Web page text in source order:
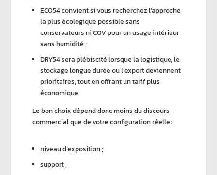
ECO54convient si vous recherchez l’approche
la plus écologique possible sans
conservateurs ni COVpour un usage intérieur
sans humidité ;
DRY54sera plébiscité lorsque la logistique, le
stockage longue durée ou l’export deviennent
prioritaires, tout en offrant un tarif plus
économique.
Le bon choix dépend donc moins du discours
commercial que de votre configuration réelle :
niveau d’exposition ;
support ;